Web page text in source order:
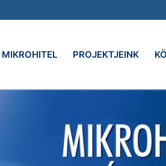
MIKROHITEL PROJEKTJEINK